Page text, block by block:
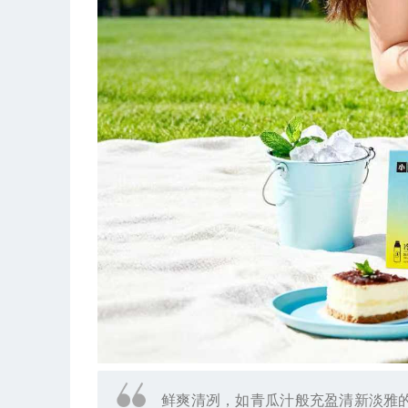
鲜爽清冽，如青瓜汁般充盈清新淡雅